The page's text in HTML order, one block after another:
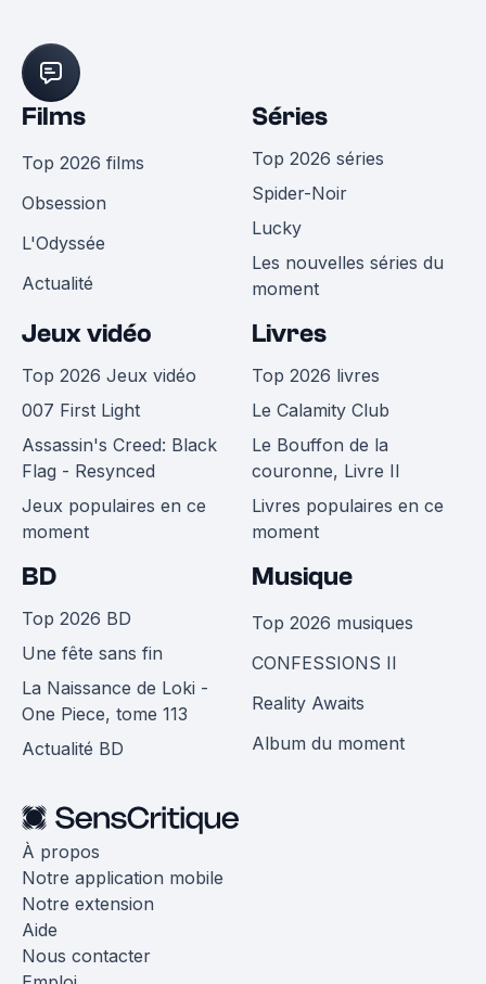
Films
Top 2026 films
Obsession
L'Odyssée
Actualité
Séries
Top 2026 séries
Spider-Noir
Lucky
Les nouvelles séries du
moment
Jeux vidéo
Top 2026 Jeux vidéo
007 First Light
Assassin's Creed: Black
Flag - Resynced
Jeux populaires en ce
moment
Livres
Top 2026 livres
Le Calamity Club
Le Bouffon de la
couronne, Livre II
Livres populaires en ce
moment
BD
Top 2026 BD
Une fête sans fin
La Naissance de Loki -
One Piece, tome 113
Actualité BD
Musique
Top 2026 musiques
CONFESSIONS II
Reality Awaits
Album du moment
À propos
Notre application mobile
Notre extension
Aide
Nous contacter